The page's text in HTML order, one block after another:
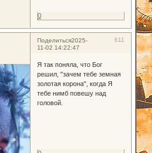
0
Поделиться 611
2025-
11-02 14:22:47
Я так поняла, что Бог
решил, "зачем тебе земная
золотая корона", когда Я
тебе нимб повешу над
головой.